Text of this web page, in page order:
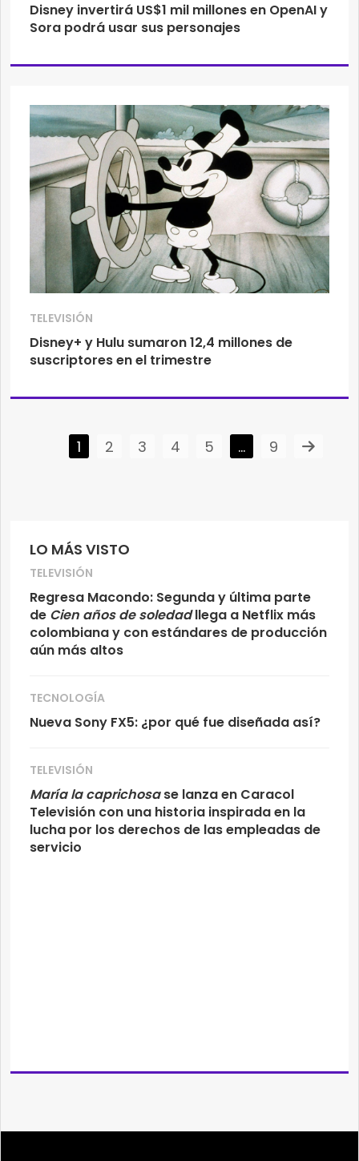
LO MÁS VISTO
TELEVISIÓN
Regresa Macondo: Segunda y última parte
de Cien años de soledadllega a Netflix más
colombiana y con estándares de producción
aún más altos
TECNOLOGÍA
Nueva Sony FX5: ¿por qué fue diseñada así?
TELEVISIÓN
María la caprichosase lanza en Caracol
Televisión con una historia inspirada en la
lucha por los derechos de las empleadas de
servicio
Disney invertirá US$1 mil millones en OpenAI y
Sora podrá usar sus personajes
TELEVISIÓN
Disney+ y Hulu sumaron 12,4 millones de
suscriptores en el trimestre
1 2 3 4 5 … 9